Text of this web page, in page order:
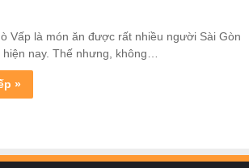
Vấp là món ăn được rất nhiều người Sài Gòn
nay. Thế nhưng, không…
»